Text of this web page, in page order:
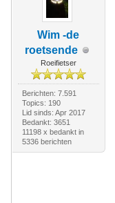
Wim -de
roetsende
Roeifietser
Berichten: 7.591
Topics: 190
Lid sinds: Apr 2017
Bedankt: 3651
11198 x bedankt in
5336 berichten